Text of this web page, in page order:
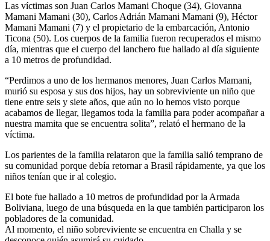
Las víctimas son Juan Carlos Mamani Choque (34), Giovanna
Mamani Mamani (30), Carlos Adrián Mamani Mamani (9), Héctor
Mamani Mamani (7) y el propietario de la embarcación, Antonio
Ticona (50). Los cuerpos de la familia fueron recuperados el mismo
día, mientras que el cuerpo del lanchero fue hallado al día siguiente
a 10 metros de profundidad.
“Perdimos a uno de los hermanos menores, Juan Carlos Mamani,
murió su esposa y sus dos hijos, hay un sobreviviente un niño que
tiene entre seis y siete años, que aún no lo hemos visto porque
acabamos de llegar, llegamos toda la familia para poder acompañar a
nuestra mamita que se encuentra solita”, relató el hermano de la
víctima.
Los parientes de la familia relataron que la familia salió temprano de
su comunidad porque debía retornar a Brasil rápidamente, ya que los
niños tenían que ir al colegio.
El bote fue hallado a 10 metros de profundidad por la Armada
Boliviana, luego de una búsqueda en la que también participaron los
pobladores de la comunidad.
Al momento, el niño sobreviviente se encuentra en Challa y se